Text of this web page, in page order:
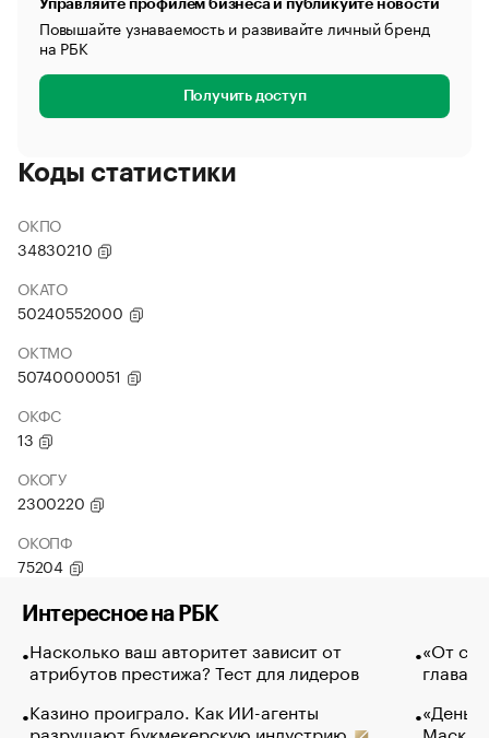
Управляйте профилем бизнеса и публикуйте новости
Повышайте узнаваемость и развивайте личный бренд
на РБК
Получить доступ
Коды статистики
ОКПО
34830210
ОКАТО
50240552000
ОКТМО
50740000051
ОКФС
13
ОКОГУ
2300220
ОКОПФ
75204
Интересное на РБК
Насколько ваш авторитет зависит от
атрибутов престижа? Тест для лидеров
Казино проиграло. Как ИИ-агенты
разрушают букмекерскую индустрию
«От
глава
Маск в